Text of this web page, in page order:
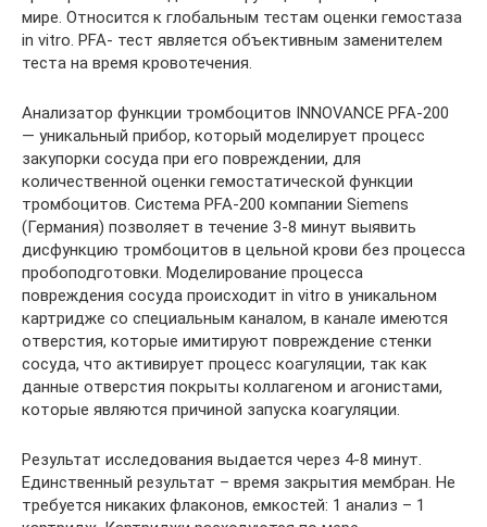
мире. Относится к глобальным тестам оценки гемостаза
in vitro. PFA- тест является объективным заменителем
теста на время кровотечения.
Анализатор функции тромбоцитов INNOVANCE PFA-200
— уникальный прибор, который моделирует процесс
закупорки сосуда при его повреждении, для
количественной оценки гемостатической функции
тромбоцитов. Система PFA-200 компании Siemens
(Германия) позволяет в течение 3-8 минут выявить
дисфункцию тромбоцитов в цельной крови без процесса
пробоподготовки. Моделирование процесса
повреждения сосуда происходит in vitro в уникальном
картридже со специальным каналом, в канале имеются
отверстия, которые имитируют повреждение стенки
сосуда, что активирует процесс коагуляции, так как
данные отверстия покрыты коллагеном и агонистами,
которые являются причиной запуска коагуляции.
Результат исследования выдается через 4-8 минут.
Единственный результат – время закрытия мембран. Не
требуется никаких флаконов, емкостей: 1 анализ – 1